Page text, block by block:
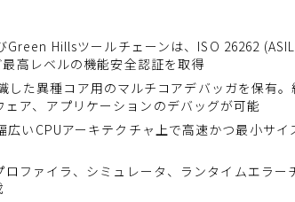
Green Hillsツールチェーンは、ISO 26262
高レベルの機能安全認証を取得
した異種コア用のマルチコアデバッガを保有
ア、アプリケーションのデバッグが可能
広いCPUアーキテクチャ上で高速かつ最小サイ
ファイラ、シミュレータ、ランタイムエラー